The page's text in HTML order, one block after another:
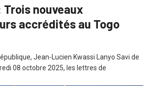
nouveaux
accrédités au Togo
Jean-Lucien Kwassi Lanyo Savi de
08 octobre 2025, les lettres de